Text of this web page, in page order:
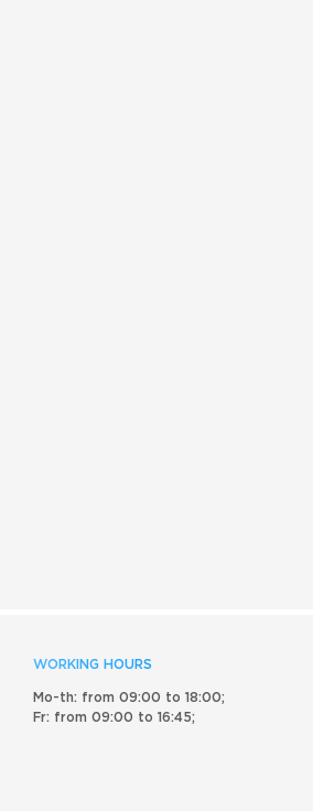
WORKING HOURS
Mo-th: from 09:00 to 18:00;
Fr: from 09:00 to 16:45;